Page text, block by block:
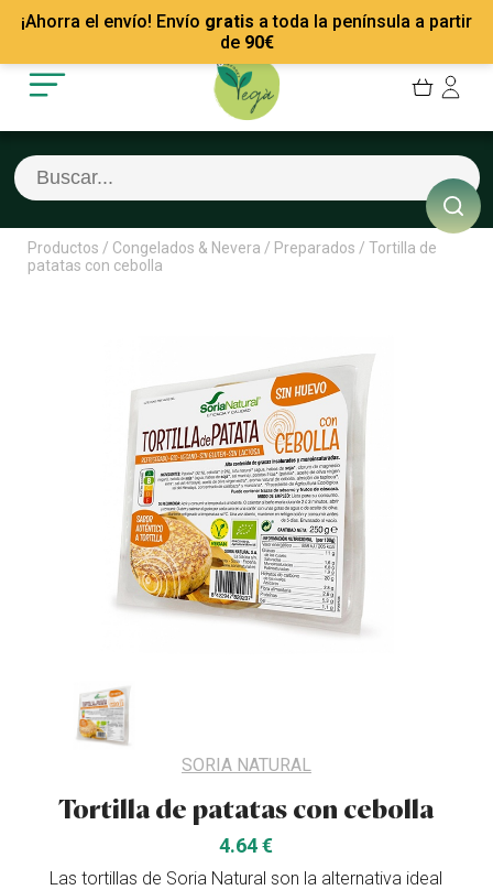
¡Ahorra el envío! Envío gratis a toda la península a partir
de 90€
Mis Pedidos
Mis favoritos
Cerrar sesión
Recetas
Empresas
Contacto
Productos / Congelados & Nevera / Preparados / Tortilla de
patatas con cebolla
SORIA NATURAL
Tortilla de patatas con cebolla
4.64 €
Las tortillas de Soria Natural son la alternativa ideal